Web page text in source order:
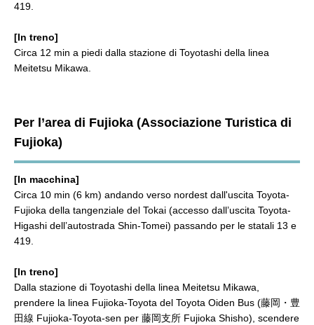
419.
[In treno]
Circa 12 min a piedi dalla stazione di Toyotashi della linea
Meitetsu Mikawa.
Per l’area di Fujioka (Associazione Turistica di
Fujioka)
[In macchina]
Circa 10 min (6 km) andando verso nordest dall'uscita Toyota-
Fujioka della tangenziale del Tokai (accesso dall’uscita Toyota-
Higashi dell’autostrada Shin-Tomei) passando per le statali 13 e
419.
[In treno]
Dalla stazione di Toyotashi della linea Meitetsu Mikawa,
prendere la linea Fujioka-Toyota del Toyota Oiden Bus (藤岡・豊
田線 Fujioka-Toyota-sen per 藤岡支所 Fujioka Shisho), scendere